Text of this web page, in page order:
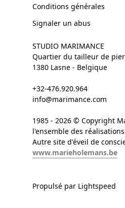
Conditions générales
Signaler un abus
STUDIO MARIMANCE
Quartier du tailleur de
1380 Lasne - Belgique
+32-476.920.964
info@marimance.com
1985 - 2026 © Copyright
l'ensemble des
Autre site d'éveil de
www.marieholemans.be
Propulsé par Lightspeed